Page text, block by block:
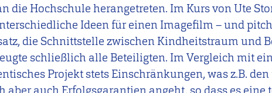
die Hochschule herangetreten. Im Kurs von Ute
Ideen für einen Imagefilm – und
die Schnittstelle zwischen Kindheitstraum und
schließlich alle Beteiligten. Im Vergleich mit
Projekt stets Einschränkungen, was z.B.